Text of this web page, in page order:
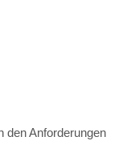
den Anforderungen